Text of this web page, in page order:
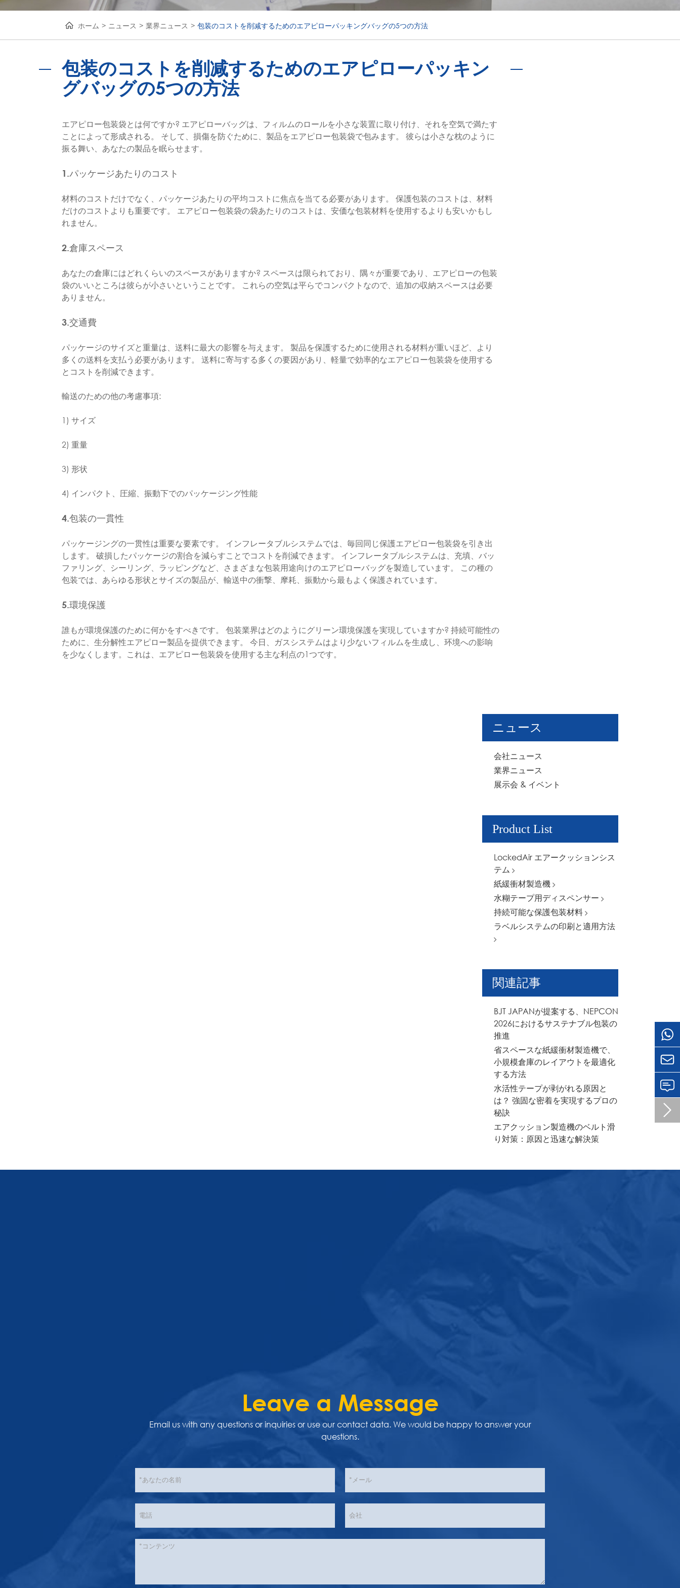
português
ホーム ニュース 業界ニュース 包装のコストを削减するためのエアピローパッキングバッグの5つの方法
包装のコストを削减するためのエアピローパッキン
グバッグの5つの方法
エアピロー包装袋とは何ですか? エアピローバッグは、フィルムのロールを小さな装置に取り付け、それを空気で満たす
ことによって形成される。 そして、損傷を防ぐために、製品をエアピロー包装袋で包みます。 彼らは小さな枕のように
振る舞い、あなたの製品を眠らせます。
1.パッケージあたりのコスト
材料のコストだけでなく、パッケージあたりの平均コストに焦点を当てる必要があります。 保護包装のコストは、材料
だけのコストよりも重要です。 エアピロー包装袋の袋あたりのコストは、安価な包装材料を使用するよりも安いかもし
れません。
2.倉庫スペース
あなたの倉庫にはどれくらいのスペースがありますか? スペースは限られており、隅々が重要であり、エアピローの包装
袋のいいところは彼らが小さいということです。 これらの空気は平らでコンパクトなので、追加の収納スペースは必要
ありません。
3.交通費
パッケージのサイズと重量は、送料に最大の影響を与えます。 製品を保護するために使用される材料が重いほど、より
多くの送料を支払う必要があります。 送料に寄与する多くの要因があり、軽量で効率的なエアピロー包装袋を使用する
とコストを削減できます。
輸送のための他の考慮事項:
1) サイズ
2) 重量
3) 形状
4) インパクト、圧縮、振動下でのパッケージング性能
4.包装の一貫性
パッケージングの一贯性は重要な要素です。 インフレータブルシステムでは、毎回同じ保護エアピロー包装袋を引き出
します。 破損したパッケージの割合を減らすことでコストを削減できます。 インフレータブルシステムは、充填、バッ
ファリング、シーリング、ラッピングなど、さまざまな包装用途向けのエアピローバッグを製造しています。 この種の
包装では、あらゆる形状とサイズの製品が、輸送中の衝撃、摩耗、振動から最もよく保護されています。
5.環境保護
誰もが環境保護のために何かをすべきです。 包装業界はどのようにグリーン環境保護を実現していますか? 持続可能性の
ために、生分解性エアピロー製品を提供できます。 今日、ガスシステムはより少ないフィルムを生成し、环境への影响
を少なくします。これは、エアピロー包装袋を使用する主な利点の1つです。
ニュース
会社ニュース
業界ニュース
展示会 & イベント
Product List
LockedAir エアークッションシス
テム
紙緩衝材製造機
水糊テープ用ディスペンサー
持続可能な保護包装材料
ラベルシステムの印刷と適用方法
関連記事
BJT JAPANが提案する、NEPCON
2026におけるサステナブル包装の
推進
省スペースな紙緩衝材製造機で、
小規模倉庫のレイアウトを最適化
する方法
水活性テープが剥がれる原因と
は？ 強固な密着を実現するプロの
秘訣
エアクッション製造機のベルト滑
り対策：原因と迅速な解決策
Leave a Message
Email us with any questions or inquiries or use our contact data. We would be happy to answer your
questions.

